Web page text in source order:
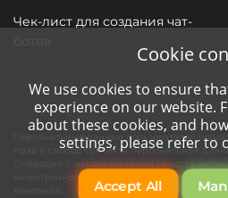
Чек-лист для создания чат-
Персональные данные пользователей
прав и свобод субъекта персональных
Операции с использованием средств
качественного сервиса нашим клиентам и
Cookie
We use cookies to ensure
experience on our website.
about these cookies, and
settings, please refer to
Accept All